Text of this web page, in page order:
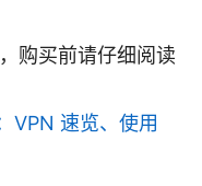
购买前请仔细阅读
VPN 速览、使用